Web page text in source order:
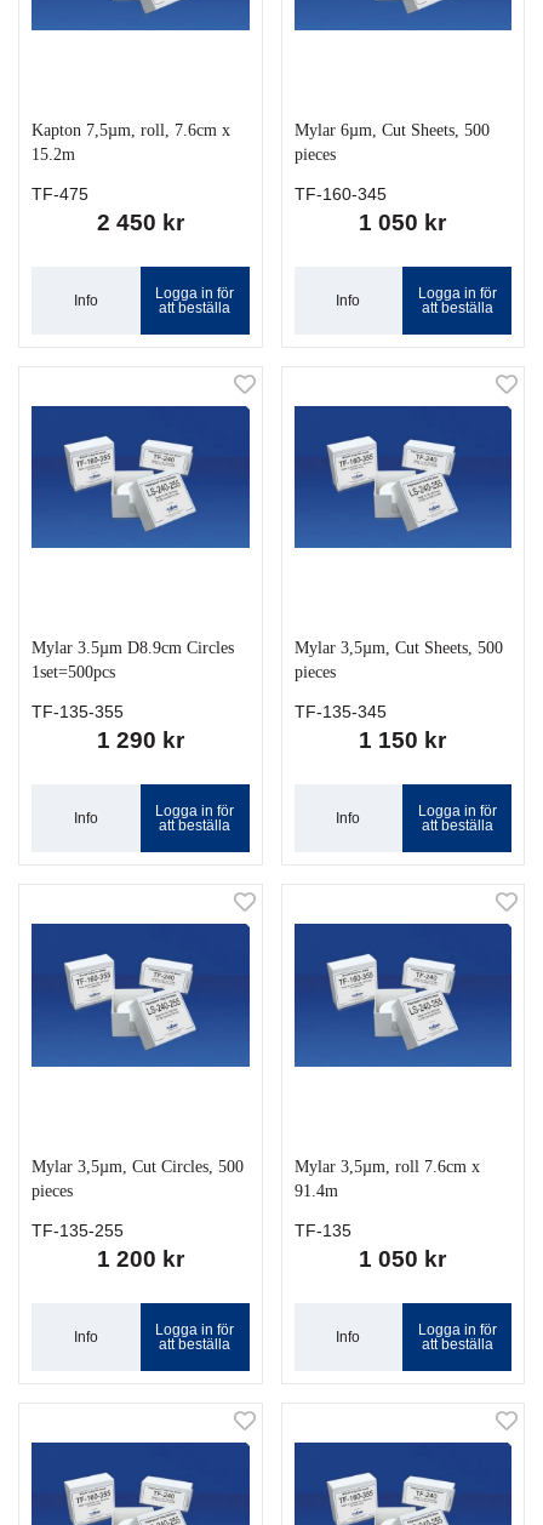
Kapton 7,5µm, roll, 7.6cm x
15.2m
TF-475
2 450 kr
Info
Logga in för
att beställa
Mylar 6µm, Cut Sheets, 500
pieces
TF-160-345
1 050 kr
Info
Logga in för
att beställa
Mylar 3.5µm D8.9cm Circles
1set=500pcs
TF-135-355
1 290 kr
Info
Logga in för
att beställa
Mylar 3,5µm, Cut Sheets, 500
pieces
TF-135-345
1 150 kr
Info
Logga in för
att beställa
Mylar 3,5µm, Cut Circles, 500
pieces
TF-135-255
1 200 kr
Info
Logga in för
att beställa
Mylar 3,5µm, roll 7.6cm x
91.4m
TF-135
1 050 kr
Info
Logga in för
att beställa